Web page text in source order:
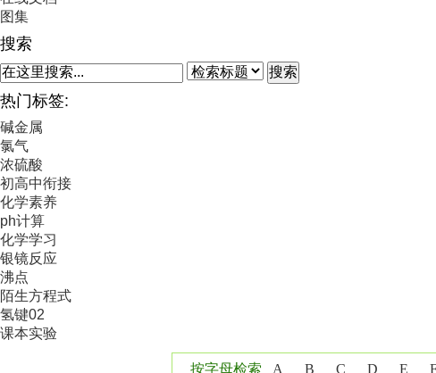
图集
搜索
搜索
热门标签:
碱金属
氯气
浓硫酸
初高中衔接
化学素养
ph计算
化学学习
银镜反应
沸点
陌生方程式
氢键02
课本实验
按字母检索 A B C D E